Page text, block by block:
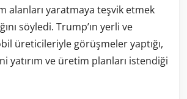
alanları yaratmaya teşvik etmek
söyledi. Trump’ın yerli ve
üreticileriyle görüşmeler yaptığı,
yatırım ve üretim planları istendiği